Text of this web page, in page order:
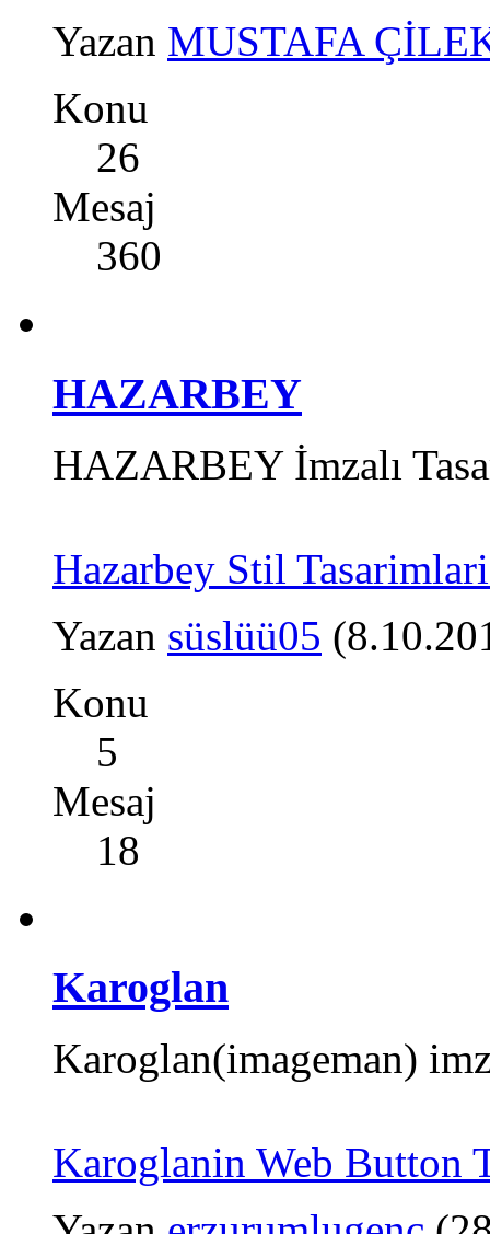
Yazan MUSTAFA
Konu
26
Mesaj
360
HAZARBEY
HAZARBEY İmzalı
Hazarbey Stil
Yazan süslüü05
Konu
5
Mesaj
18
Karoglan
Karoglan(imageman)
Karoglanin Web Button